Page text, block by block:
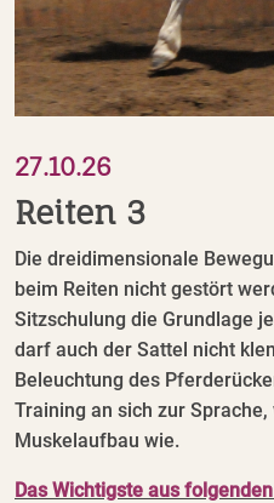
27.10.26
Reiten 3
Die dreidimensionale
beim Reiten nicht gestört
Sitzschulung die Grundlage
darf auch der Sattel nicht
Beleuchtung des
Training an sich zur
Muskelaufbau wie.
Das Wichtigste aus